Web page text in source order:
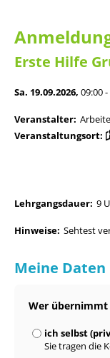
Erste Hilfe
Sa. 19.09.2026, 09:00
Veranstalter:
Veranstaltungsort:
Lehrgangsdauer: 9
Hinweise: Sehtest
Meine Daten
Wer übernimmt
ich selbst
Sie tragen die